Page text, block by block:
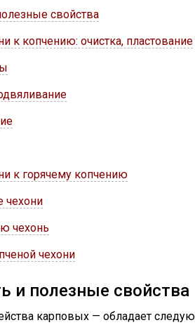
свойства
к копчению: очистка, пластование
к горячему копчению
чехони
чехонь
чехони
и полезные свойства
карповых — обладает